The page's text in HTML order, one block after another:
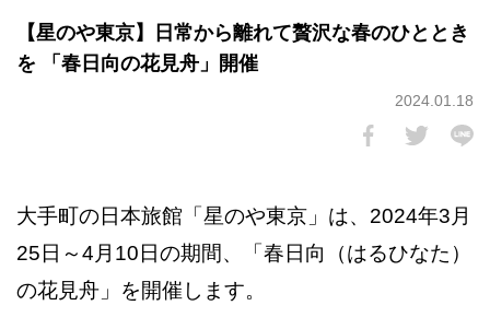
【星のや東京】日常から離れて贅沢な春のひととき
を 「春日向の花見舟」開催
2024.01.18
大手町の日本旅館「星のや東京」は、2024年3月
25日～4月10日の期間、「春日向（はるひなた）
の花見舟」を開催します。